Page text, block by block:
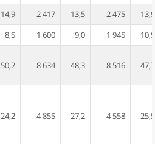
14,9 2 417 13,5 2 475
13,9
8,5 1 600 9,0 1 945
10,9
50,2 8 634 48,3 8 516 47,7
24,2 4 855 27,2 4 558 25,5